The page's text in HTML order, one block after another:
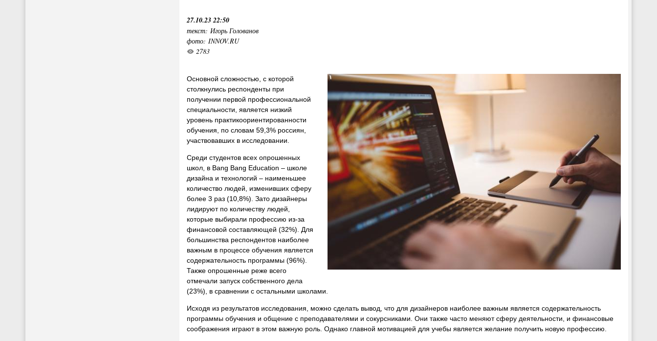
27.10.23 22:50
текст: Игорь Голованов
фото: INNOV.RU
2783
Основной сложностью, с которой
столкнулись респонденты при
получении первой профессиональной
специальности, является низкий
уровень практикоориентированности
обучения, по словам 59,3% россиян,
участвовавших в исследовании.
Среди студентов всех опрошенных
школ, в Bang Bang Education – школе
дизайна и технологий – наименьшее
количество людей, изменивших сферу
более 3 раз (10,8%). Зато дизайнеры
лидируют по количеству людей,
которые выбирали профессию из-за
финансовой составляющей (32%). Для
большинства респондентов наиболее
важным в процессе обучения является
содержательность программы (96%).
Также опрошенные реже всего
отмечали запуск собственного дела
(23%), в сравнении с остальными школами.
Исходя из результатов исследования, можно сделать вывод, что для дизайнеров наиболее важным является содержательность
программы обучения и общение с преподавателями и сокурсниками. Они также часто меняют сферу деятельности, и финансовые
соображения играют в этом важную роль. Однако главной мотивацией для учебы является желание получить новую профессию.